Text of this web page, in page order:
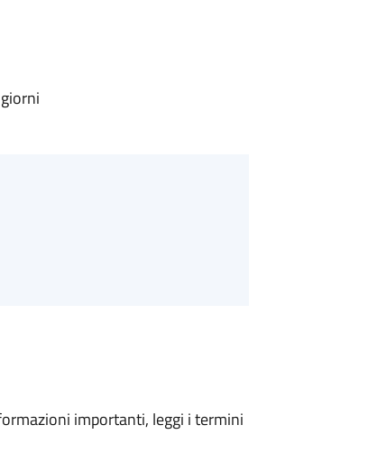
importanti, leggi i termini